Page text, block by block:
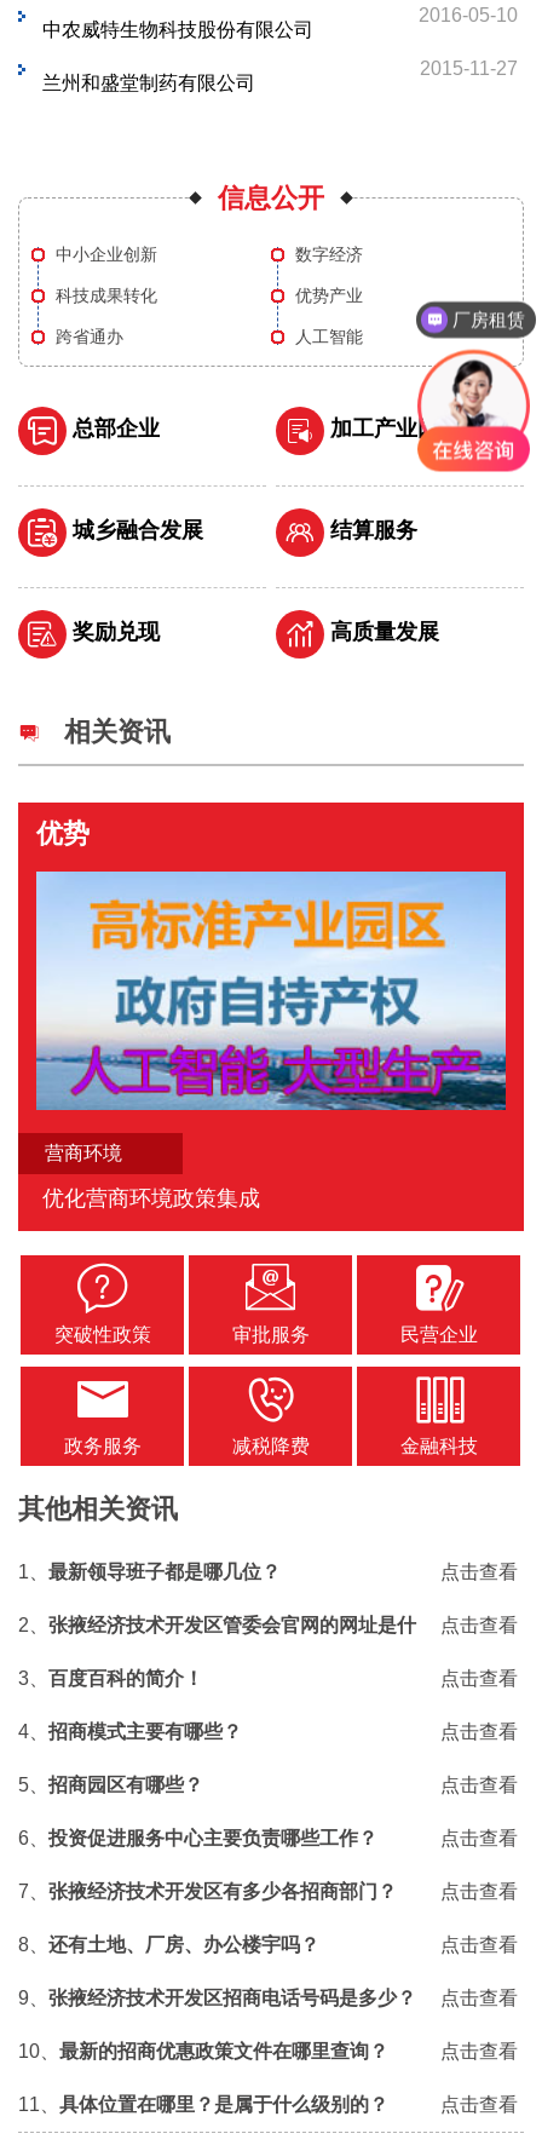
2016-05-10
中农威特生物科技股份有限公司
2015-11-27
兰州和盛堂制药有限公司
信息公开
中小企业创新 数字经济
科技成果转化 优势产业
跨省通办 人工智能
总部企业 加工产业园
城乡融合发展 结算服务
奖励兑现 高质量发展
相关资讯
优势
营商环境
优化营商环境政策集成
突破性政策 审批服务 民营企业
政务服务 减税降费 金融科技
其他相关资讯
点击查看
1、 最新领导班子都是哪几位？
点击查看
2、 张掖经济技术开发区管委会官网的网址是什
么？ 点击查看
3、 百度百科的简介！
点击查看
4、 招商模式主要有哪些？
点击查看
5、 招商园区有哪些？
点击查看
6、 投资促进服务中心主要负责哪些工作？
点击查看
7、 张掖经济技术开发区有多少各招商部门？
点击查看
8、 还有土地、厂房、办公楼宇吗？
点击查看
9、 张掖经济技术开发区招商电话号码是多少？
点击查看
10、 最新的招商优惠政策文件在哪里查询？
点击查看
11、 具体位置在哪里？是属于什么级别的？
厂房租赁